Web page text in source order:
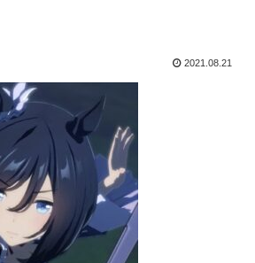
2021.08.21